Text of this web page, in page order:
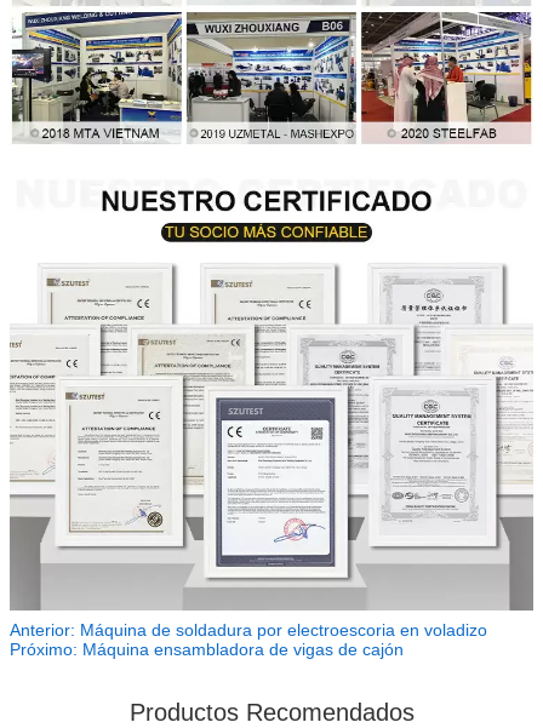
Anterior: Máquina de soldadura por electroescoria en voladizo
Próximo: Máquina ensambladora de vigas de cajón
Productos Recomendados